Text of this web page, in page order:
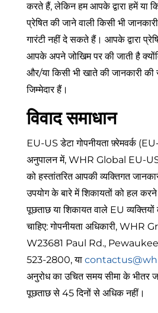
करते हैं, लेकिन हम आपके द्वारा हमें या
प्रेषित की जाने वाली किसी भी
गारंटी नहीं दे सकते हैं। आपके द्वारा
आपके अपने जोखिम पर की जाती है
और/या किसी भी खाते की जानकारी की
जिम्मेदार हैं।
विवाद समाधान
EU-US डेटा गोपनीयता फ़्रेमवर्क
अनुपालन में, WHR Global EU-
को हस्तांतरित आपकी व्यक्तिगत
उपयोग के बारे में शिकायतों को हल करने
पूछताछ या शिकायत वाले EU
चाहिए: गोपनीयता अधिकारी,
W23681 Paul Rd.,
523-2800, या
अनुरोध का उचित समय सीमा के भीतर
पूछताछ से 45 दिनों से अधिक नहीं।